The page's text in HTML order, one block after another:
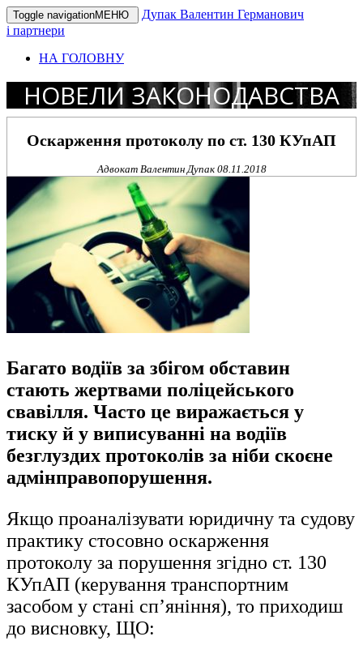
Toggle navigationМЕНЮ
Дупак Валентин Германович
і партнери
НА ГОЛОВНУ
НОВЕЛИ ЗАКОНОДАВСТВА
Оскарження протоколу по ст. 130 КУпАП
Адвокат Валентин Дупак 08.11.2018
Багато водіїв за збігом обставин
стають жертвами поліцейського
свавілля. Часто це виражається у
тиску й у виписуванні на водіїв
безглуздих протоколів за ніби скоєне
адмінправопорушення.
Якщо проаналізувати юридичну та судову
практику стосовно оскарження
протоколу за порушення згідно ст. 130
КУпАП (керування транспортним
засобом у стані сп’яніння), то приходиш
до висновку, ЩО: